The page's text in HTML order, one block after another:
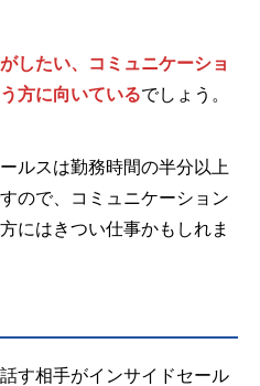
したい、コミュニケーショ
方に向いているでしょう。
ルスは勤務時間の半分以上
ので、コミュニケーション
にはきつい仕事かもしれま
す相手がインサイドセール